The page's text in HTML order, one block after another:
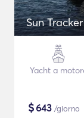
Sun
Yacht a
$643 /giorno